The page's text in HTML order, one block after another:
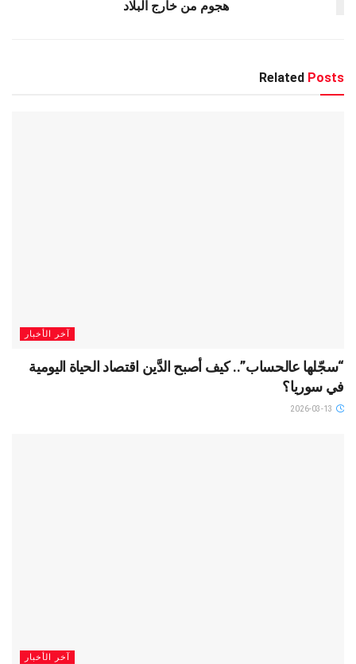
هجوم من خارج البلاد
Related Posts
آخر الأخبار
“سجّلها عالحساب”.. كيف أصبح الدَّين اقتصاد الحياة اليومية
في سوريا؟
آخر الأخبار